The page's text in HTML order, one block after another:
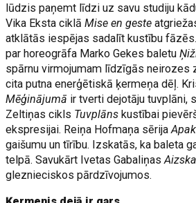
lūdzis paņemt līdzi uz savu studiju
Vika Eksta ciklāMise en geste
atklātās iespējas sadalīt kustību
par horeogrāfa Marko Gekes baletu
spārnu virmojumam līdzīgās neirozes
cita putna enerģētiskā ķermeņa dēļ.
Mēģinājumā ir tverti dejotāju tuvplāni,
Zeltiņas cikls Tuvplānskustībai
ekspresijai. Reiņa Hofmaņa sērija
gaišumu un tīrību. Izskatās, ka baleta
telpā. Savukārt Ivetas Gabaliņas
gleznieciskos pārdzīvojumos.